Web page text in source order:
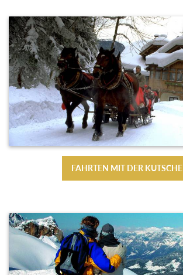
FAHRTEN MIT DER KUTSCHE